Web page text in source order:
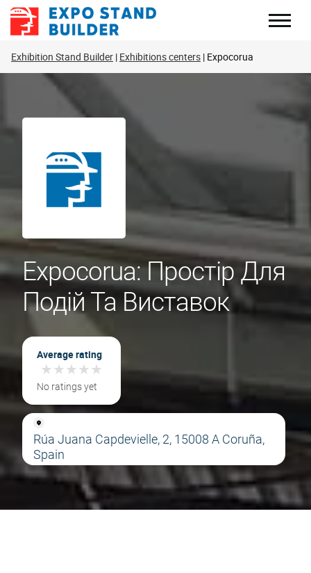
Перейти
Exhibition Stand Builder Exhibitions centers Expocorua
Expocorua: Простір Для
Подій Та Виставок
Average rating
★★★★★
★★★★★
No ratings yet
Rúa Juana Capdevielle, 2, 15008 A Coruña,
Spain